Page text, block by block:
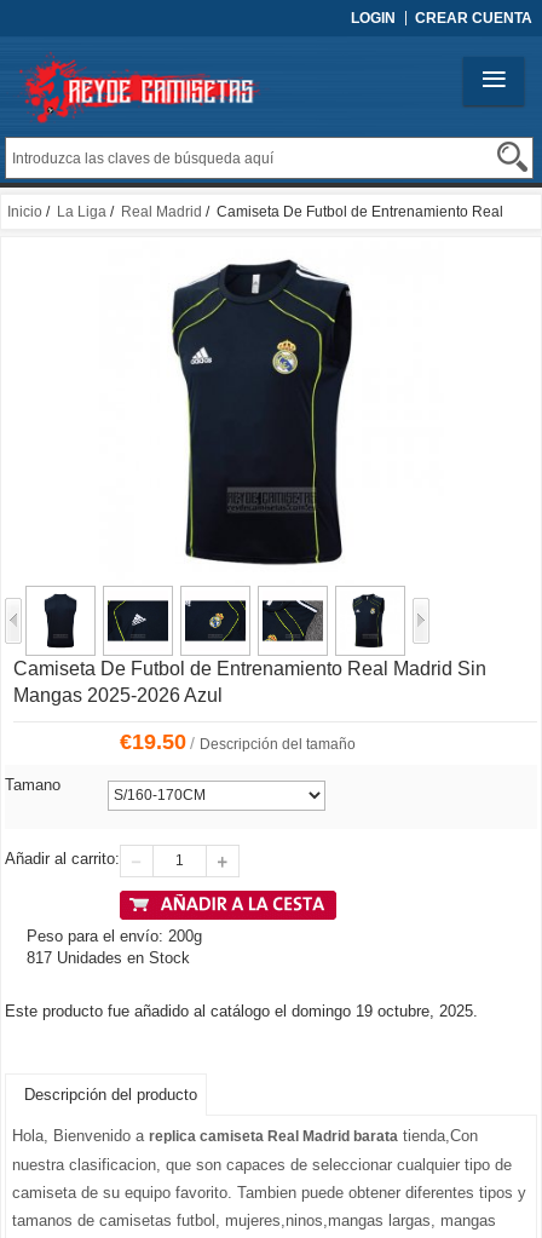
LOGIN CREAR CUENTA
Inicio / La Liga / Real Madrid / Camiseta De Futbol de Entrenamiento Real
Camiseta De Futbol de Entrenamiento Real Madrid Sin
Mangas 2025-2026 Azul
€19.50/ Descripción del tamaño
Tamano
Añadir al carrito:
Peso para el envío: 200g
817 Unidades en Stock
Este producto fue añadido al catálogo el domingo 19 octubre, 2025.
Descripción del producto
Hola, Bienvenido a replica camiseta Real Madrid barata tienda,Con
nuestra clasificacion, que son capaces de seleccionar cualquier tipo de
camiseta de su equipo favorito. Tambien puede obtener diferentes tipos y
tamanos de camisetas futbol, mujeres,ninos,mangas largas, mangas